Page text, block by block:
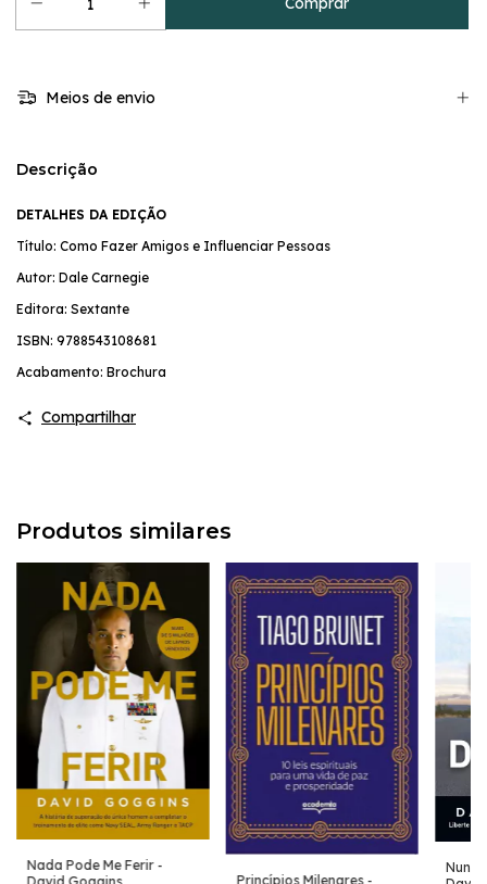
Meios de envio
Descrição
DETALHES DA EDIÇÃO
Título: Como Fazer Amigos e Influenciar Pessoas
Autor: Dale Carnegie
Editora: Sextante
ISBN: 9788543108681
Acabamento: Brochura
Compartilhar
Produtos similares
Nada Pode Me Ferir -
Princípios Milenares -